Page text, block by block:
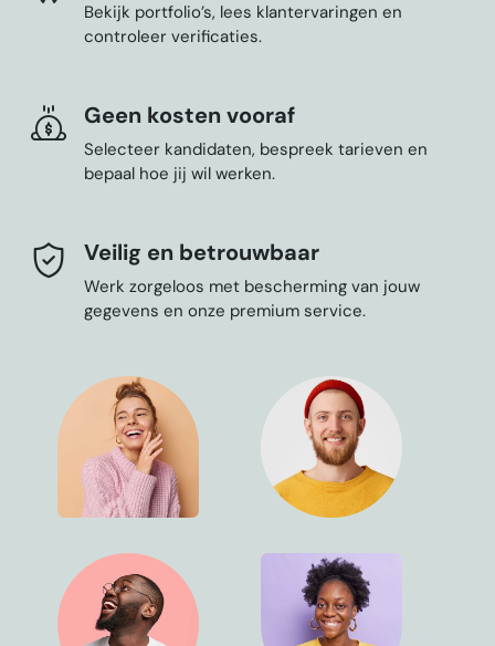
Bekijk portfolio’s, lees klantervaringen en
controleer verificaties.
Geen kosten vooraf
Selecteer kandidaten, bespreek tarieven en
bepaal hoe jij wil werken.
Veilig en betrouwbaar
Werk zorgeloos met bescherming van jouw
gegevens en onze premium service.